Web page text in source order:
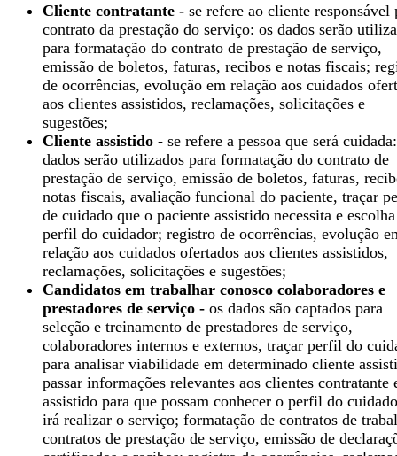
Cliente contratante - se refere ao cliente responsável
contrato da prestação do serviço: os dados serão
para formatação do contrato de prestação de serviço,
emissão de boletos, faturas, recibos e notas fiscais;
de ocorrências, evolução em relação aos cuidados
aos clientes assistidos, reclamações, solicitações e
sugestões;
Cliente assistido - se refere a pessoa que será
dados serão utilizados para formatação do contrato de
prestação de serviço, emissão de boletos, faturas,
notas fiscais, avaliação funcional do paciente, traçar
de cuidado que o paciente assistido necessita e
perfil do cuidador; registro de ocorrências, evolução
relação aos cuidados ofertados aos clientes assistidos,
reclamações, solicitações e sugestões;
Candidatos em trabalhar conosco colaboradores e
prestadores de serviço - os dados são captados para
seleção e treinamento de prestadores de serviço,
colaboradores internos e externos, traçar perfil do
para analisar viabilidade em determinado cliente
passar informações relevantes aos clientes contratante
assistido para que possam conhecer o perfil do
irá realizar o serviço; formatação de contratos de
contratos de prestação de serviço, emissão de